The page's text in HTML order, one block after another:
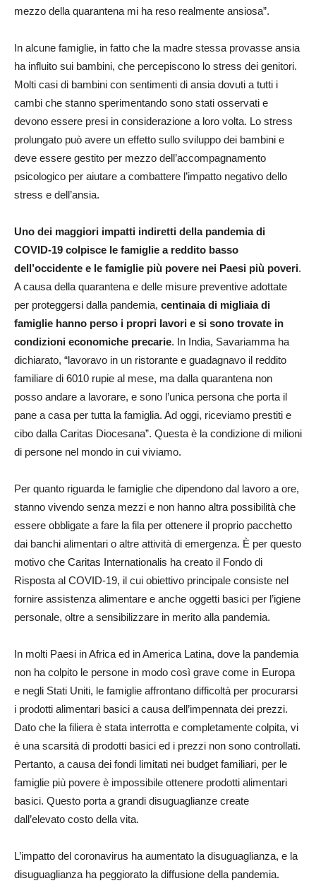
mezzo della quarantena mi ha reso realmente ansiosa”.
In alcune famiglie, in fatto che la madre stessa provasse ansia
ha influito sui bambini, che percepiscono lo stress dei genitori.
Molti casi di bambini con sentimenti di ansia dovuti a tutti i
cambi che stanno sperimentando sono stati osservati e
devono essere presi in considerazione a loro volta. Lo stress
prolungato può avere un effetto sullo sviluppo dei bambini e
deve essere gestito per mezzo dell’accompagnamento
psicologico per aiutare a combattere l’impatto negativo dello
stress e dell’ansia.
Uno dei maggiori impatti indiretti della pandemia di
COVID-19 colpisce le famiglie a reddito basso
dell’occidente e le famiglie più povere nei Paesi più poveri.
A causa della quarantena e delle misure preventive adottate
per proteggersi dalla pandemia, centinaia di migliaia di
famiglie hanno perso i propri lavori e si sono trovate in
condizioni economiche precarie. In India, Savariamma ha
dichiarato, “lavoravo in un ristorante e guadagnavo il reddito
familiare di 6010 rupie al mese, ma dalla quarantena non
posso andare a lavorare, e sono l’unica persona che porta il
pane a casa per tutta la famiglia. Ad oggi, riceviamo prestiti e
cibo dalla Caritas Diocesana”. Questa è la condizione di milioni
di persone nel mondo in cui viviamo.
Per quanto riguarda le famiglie che dipendono dal lavoro a ore,
stanno vivendo senza mezzi e non hanno altra possibilità che
essere obbligate a fare la fila per ottenere il proprio pacchetto
dai banchi alimentari o altre attività di emergenza. È per questo
motivo che Caritas Internationalis ha creato il Fondo di
Risposta al COVID-19, il cui obiettivo principale consiste nel
fornire assistenza alimentare e anche oggetti basici per l’igiene
personale, oltre a sensibilizzare in merito alla pandemia.
In molti Paesi in Africa ed in America Latina, dove la pandemia
non ha colpito le persone in modo così grave come in Europa
e negli Stati Uniti, le famiglie affrontano difficoltà per procurarsi
i prodotti alimentari basici a causa dell’impennata dei prezzi.
Dato che la filiera è stata interrotta e completamente colpita, vi
è una scarsità di prodotti basici ed i prezzi non sono controllati.
Pertanto, a causa dei fondi limitati nei budget familiari, per le
famiglie più povere è impossibile ottenere prodotti alimentari
basici. Questo porta a grandi disuguaglianze create
dall’elevato costo della vita.
L’impatto del coronavirus ha aumentato la disuguaglianza, e la
disuguaglianza ha peggiorato la diffusione della pandemia.